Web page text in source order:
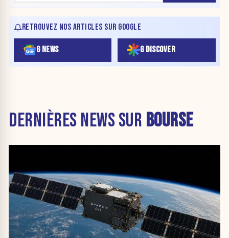
RETROUVEZ NOS ARTICLES SUR GOOGLE
G NEWS G DISCOVER
DERNIÈRES NEWS SUR BOURSE